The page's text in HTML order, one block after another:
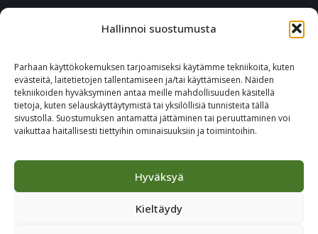
Hallinnoi suostumusta
Parhaan käyttökokemuksen tarjoamiseksi käytämme tekniikoita, kuten
evästeitä, laitetietojen tallentamiseen ja/tai käyttämiseen. Näiden
tekniikoiden hyväksyminen antaa meille mahdollisuuden käsitellä
tietoja, kuten selauskäyttäytymistä tai yksilöllisiä tunnisteita tällä
sivustolla. Suostumuksen antamatta jättäminen tai peruuttaminen voi
vaikuttaa haitallisesti tiettyihin ominaisuuksiin ja toimintoihin.
Hyväksyä
Kieltäydy
CITYMARK SUOMI
02330 Espoo
+46 651 760 400
Tilaa Citymark-uutiskirje